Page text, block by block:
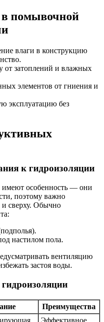
в помывочной
влаги в конструкцию
от затоплений и влажных
элементов от гниения и
эксплуатацию без
к гидроизоляции
особенность — они
поэтому важно
и сверху. Обычно
настилом пола.
вентиляцию
застоя воды.
Преимущества
Эффективное